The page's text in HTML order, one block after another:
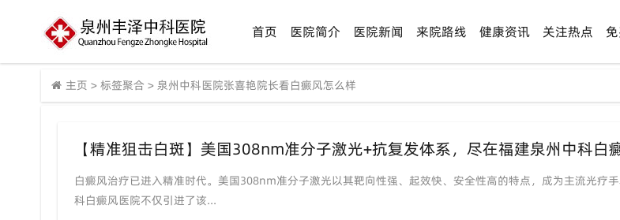
首页 医院简介 医院新闻 来院路线 健康资讯 关注热点
主页 > 标签聚合 > 泉州中科医院张喜艳院长看白癜风怎么样
【精准狙击白斑】美国308nm准分子激光+抗复发体系，尽在福建泉州中科白
白癜风治疗已进入精准时代。美国308nm准分子激光以其靶向性强、起效快、安全性高的特点，成为主流光疗
科白癜风医院不仅引进了该...